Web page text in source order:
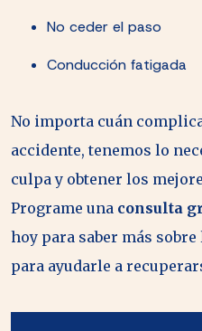
No ceder el paso
Conducción fatigada
No importa cuán
accidente, tenemos lo
culpa y obtener los
Programe una consulta
hoy para saber más
para ayudarle a